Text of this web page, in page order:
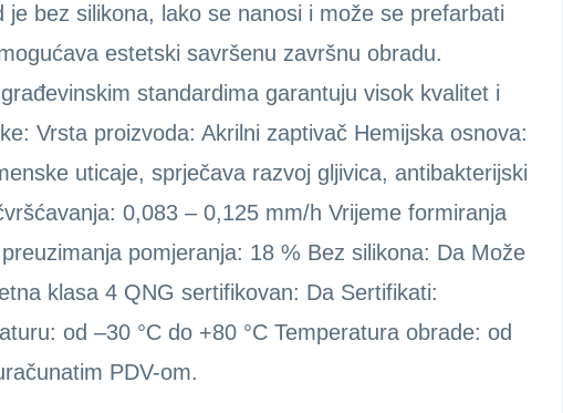
bez silikona, lako se nanosi i može se prefarbati
estetski savršenu završnu obradu.
standardima garantuju visok kvalitet i
Vrsta proizvoda: Akrilni zaptivač Hemijska osnova:
uticaje, sprječava razvoj gljivica, antibakterijski
0,083 – 0,125 mm/h Vrijeme formiranja
pomjeranja: 18 % Bez silikona: Da Može
klasa 4 QNG sertifikovan: Da Sertifikati:
od –30 °C do +80 °C Temperatura obrade: od
PDV-om.